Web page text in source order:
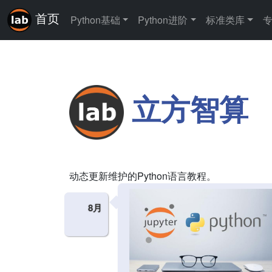
首页 Python基础 Python进阶 标准类库
立方智算
动态更新维护的Python语言教程。
8月